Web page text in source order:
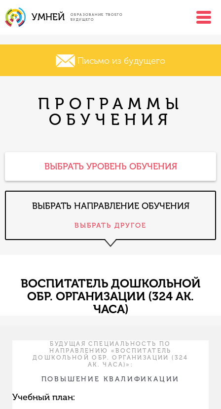
УМНЕЙ
ОБРАЗОВАНИЕ ТВОЕГО
БУДУЩЕГО
Письмо из будущего
ПРОГРАММЫ
ОБУЧЕНИЯ
ВЫБРАТЬ УРОВЕНЬ ОБУЧЕНИЯ
ВЫБРАТЬ НАПРАВЛЕНИЕ ОБУЧЕНИЯ
ВЫБРАТЬ ДРУГОЕ
ВОСПИТАТЕЛЬ ДОШКОЛЬНОЙ
ОБР. ОРГАНИЗАЦИИ (324 АК.
ЧАСА)
БУДУЩАЯ СПЕЦИАЛЬНОСТЬ ПО
НАПРАВЛЕНИЮ «ВОСПИТАТЕЛЬ
ДОШКОЛЬНОЙ ОБР. ОРГАНИЗАЦИИ (324
АК. ЧАСА)»:
ПОВЫШЕНИЕ КВАЛИФИКАЦИИ
Учебный план: